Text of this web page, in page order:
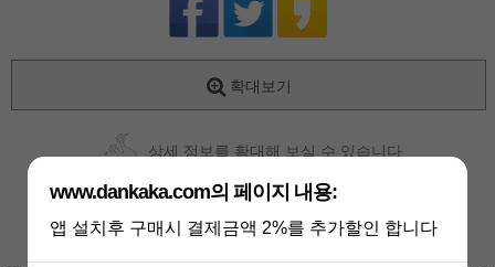
확대보기
상세 정보를 확대해 보실 수 있습니다
www.dankaka.com의 페이지 내용:
앱 설치후 구매시 결제금액 2%를 추가할인 합니다